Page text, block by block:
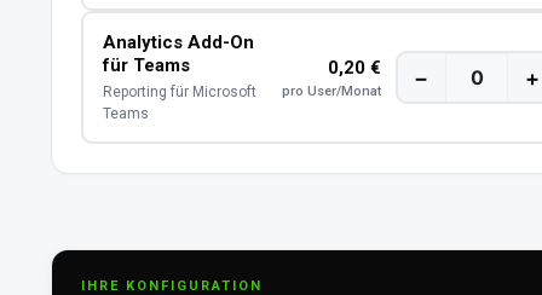
Analytics Add-On
für Teams
Reporting für Microsoft
Teams
0,20 €
pro User/Monat
− +
IHRE KONFIGURATION